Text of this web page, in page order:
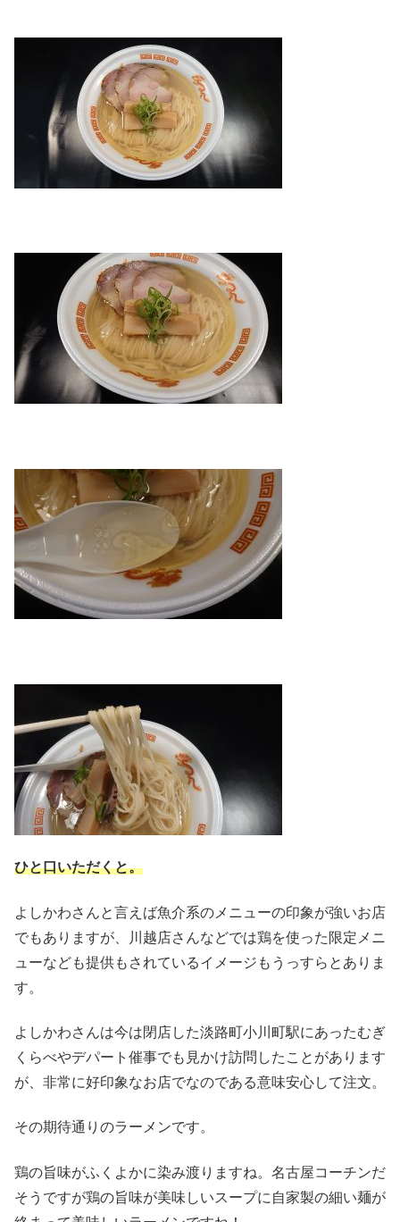
ひと口いただくと。
よしかわさんと言えば魚介系のメニューの印象が強いお店
でもありますが、川越店さんなどでは鶏を使った限定メニ
ューなども提供もされているイメージもうっすらとありま
す。
よしかわさんは今は閉店した淡路町小川町駅にあったむぎ
くらべやデパート催事でも見かけ訪問したことがあります
が、非常に好印象なお店でなのである意味安心して注文。
その期待通りのラーメンです。
鶏の旨味がふくよかに染み渡りますね。名古屋コーチンだ
そうですが鶏の旨味が美味しいスープに自家製の細い麺が